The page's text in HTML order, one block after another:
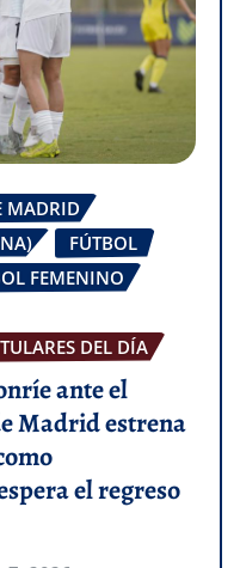
MADRID
FÚTBOL
FEMENINO
DEL DÍA
ante el
Madrid estrena
el regreso